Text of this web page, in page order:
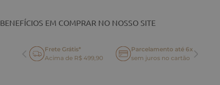
BENEFÍCIOS EM COMPRAR NO NOSSO SITE
Frete Grátis*
Acima de R$ 499,90
Parcelamento até 6x
sem juros no cartão